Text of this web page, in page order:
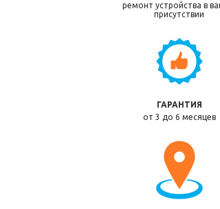
ремонт устройства в
присутствии
ГАРАНТИЯ
от 3 до 6 месяцев